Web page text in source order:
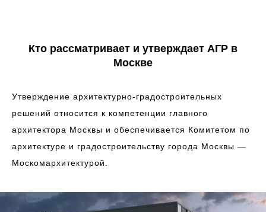
Кто рассматривает и утверждает АГР в
Москве
Утверждение архитектурно-градостроительных
решений относится к компетенции главного
архитектора Москвы и обеспечивается Комитетом по
архитектуре и градостроительству города Москвы —
Москомархитектурой.